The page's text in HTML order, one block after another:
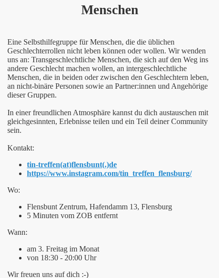
Menschen
Eine Selbsthilfegruppe für Menschen, die die üblichen
Geschlechterrollen nicht leben können oder wollen. Wir wenden
uns an: Transgeschlechtliche Menschen, die sich auf den Weg ins
andere Geschlecht machen wollen, an intergeschlechtliche
Menschen, die in beiden oder zwischen den Geschlechtern leben,
an nicht-binäre Personen sowie an Partner:innen und Angehörige
dieser Gruppen.
In einer freundlichen Atmosphäre kannst du dich austauschen mit
gleichgesinnten, Erlebnisse teilen und ein Teil deiner Community
sein.
Kontakt:
tin-treffen(at)flensbunt(.)de
https://www.instagram.com/tin_treffen_flensburg/
Wo:
Flensbunt Zentrum, Hafendamm 13, Flensburg
5 Minuten vom ZOB entfernt
Wann:
am 3. Freitag im Monat
von 18:30 - 20:00 Uhr
Wir freuen uns auf dich :-)